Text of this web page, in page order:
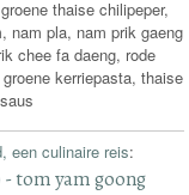
thaise chilipeper,
nam pla, nam prik gaeng
chee fa daeng, rode
kerriepasta, thaise
een culinaire reis:
tom yam goong